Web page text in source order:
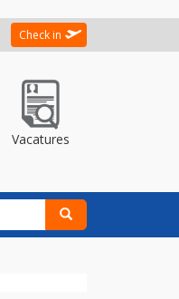
Check in
Vacatures